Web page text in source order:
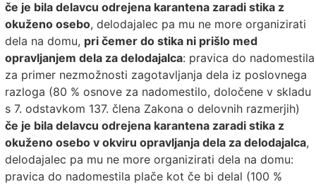
če je bila delavcu odrejena karantena zaradi stika z
okuženo osebo, delodajalec pa mu ne more organizirati
dela na domu, pri čemer do stika ni prišlo med
opravljanjem dela za delodajalca: pravica do nadomestila
za primer nezmožnosti zagotavljanja dela iz poslovnega
razloga (80 % osnove za nadomestilo, določene v skladu
s 7. odstavkom 137. člena Zakona o delovnih razmerjih)
če je bila delavcu odrejena karantena zaradi stika z
okuženo osebo v okviru opravljanja dela za delodajalca,
delodajalec pa mu ne more organizirati dela na domu:
pravica do nadomestila plače kot če bi delal (100 %